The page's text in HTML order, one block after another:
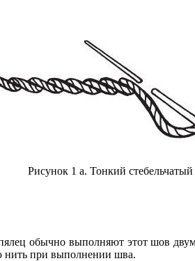
Рисунок 1 а. Тонкий
обычно выполняют этот шов
нить при выполнении шва.